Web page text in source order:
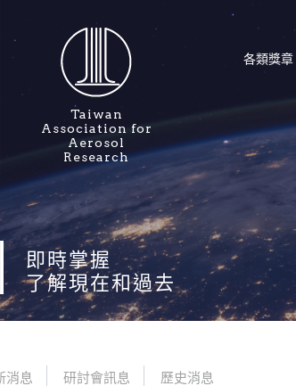
Taiwan
Association for
Aerosol
Research
各類獎章
最佳學術論文獎
會士
秋森獎
學生論文短講競賽
傑出成就獎
最佳技術論文獎
東南亞永續
業博覽會
聯網研討會
亞洲氣膠學
T&T IAC
T&T & ICoSE
即時掌握
了解現在和過去
消息 研討會訊息 歷史消息